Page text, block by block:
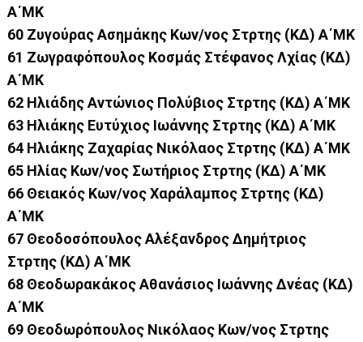
Α΄ΜΚ
60 Ζυγούρας Ασημάκης Κων/νος Στρτης (ΚΔ) Α΄ΜΚ
61 Ζωγραφόπουλος Κοσμάς Στέφανος Λχίας (ΚΔ)
Α΄ΜΚ
62 Ηλιάδης Αντώνιος Πολύβιος Στρτης (ΚΔ) Α΄ΜΚ
63 Ηλιάκης Ευτύχιος Ιωάννης Στρτης (ΚΔ) Α΄ΜΚ
64 Ηλιάκης Ζαχαρίας Νικόλαος Στρτης (ΚΔ) Α΄ΜΚ
65 Ηλίας Κων/νος Σωτήριος Στρτης (ΚΔ) Α΄ΜΚ
66 Θειακός Κων/νος Χαράλαμπος Στρτης (ΚΔ)
Α΄ΜΚ
67 Θεοδοσόπουλος Αλέξανδρος Δημήτριος
Στρτης (ΚΔ) Α΄ΜΚ
68 Θεοδωρακάκος Αθανάσιος Ιωάννης Δνέας (ΚΔ)
Α΄ΜΚ
69 Θεοδωρόπουλος Νικόλαος Κων/νος Στρτης